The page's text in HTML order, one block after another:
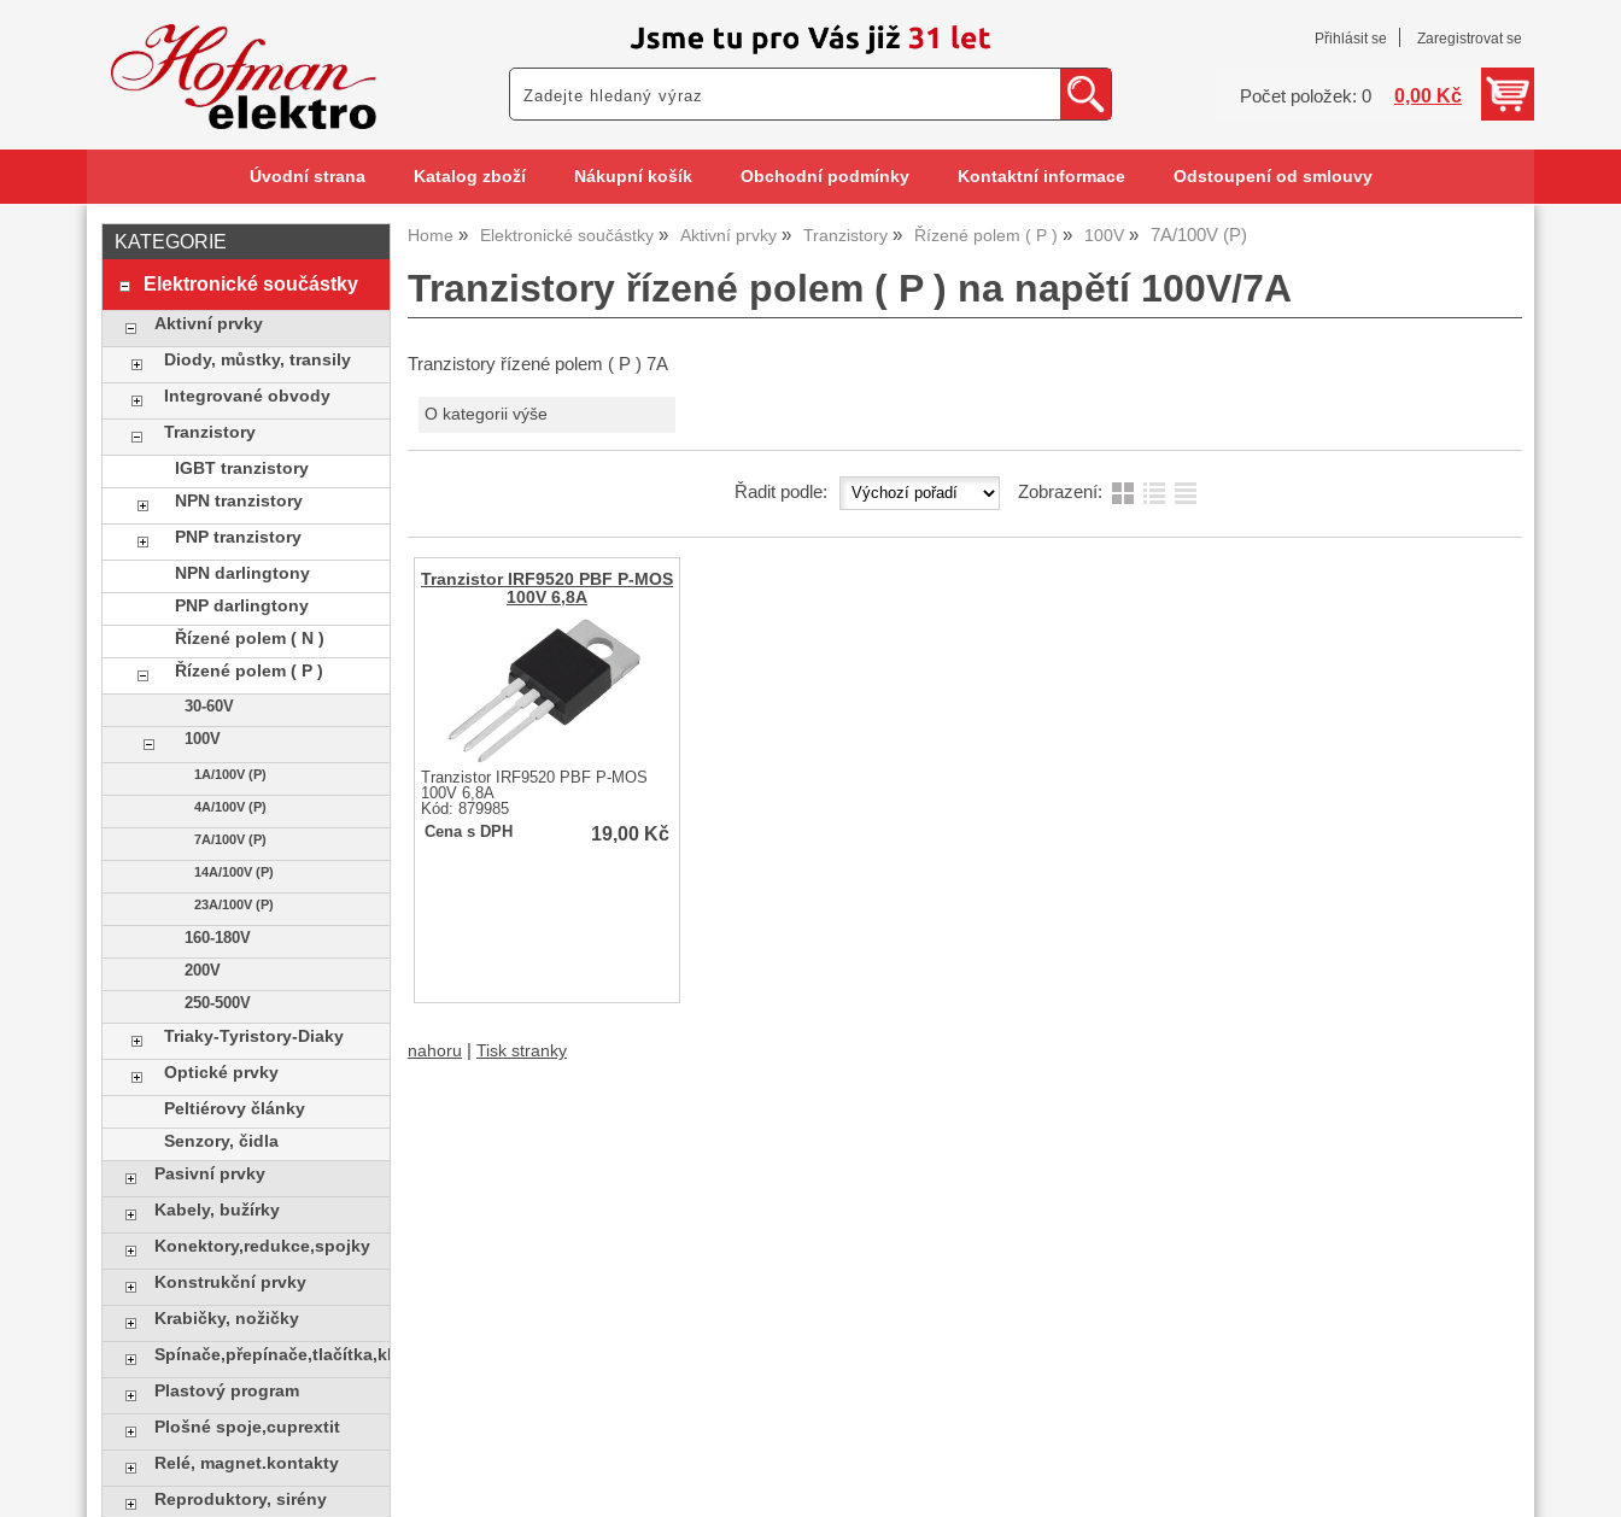
Přihlásit se Zaregistrovat se
Počet položek: 0 0,00 Kč
Úvodní strana Katalog zboží Nákupní košík Obchodní podmínky Kontaktní informace Odstoupení od smlouvy
Home Elektronické součástky Aktivní prvky Tranzistory Řízené polem ( P ) 100V 7A/100V (P)
Tranzistory řízené polem ( P ) na napětí 100V/7A
Tranzistory řízené polem ( P ) 7A
O kategorii výše
Řadit podle: Zobrazení:
Tranzistor IRF9520 PBF P-MOS
100V 6,8A
Tranzistor IRF9520 PBF P-MOS
100V 6,8A
Kód: 879985
Cena s DPH
19,00 Kč
nahoru Tisk stranky
KATEGORIE
Elektronické součástky
Aktivní prvky
Diody, můstky, transily
Integrované obvody
Tranzistory
IGBT tranzistory
NPN tranzistory
PNP tranzistory
NPN darlingtony
PNP darlingtony
Řízené polem ( N )
Řízené polem ( P )
30-60V
100V
1A/100V (P)
4A/100V (P)
7A/100V (P)
14A/100V (P)
23A/100V (P)
160-180V
200V
250-500V
Triaky-Tyristory-Diaky
Optické prvky
Peltiérovy články
Senzory, čidla
Pasivní prvky
Kabely, bužírky
Konektory,redukce,spojky
Konstrukční prvky
Krabičky, nožičky
Spínače,přepínače,tlačítka,klávesy
Plastový program
Plošné spoje,cuprextit
Relé, magnet.kontakty
Reproduktory, sirény